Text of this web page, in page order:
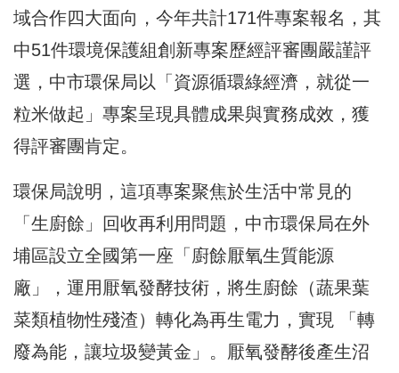
域合作四大面向，今年共計171件專案報名，其
中51件環境保護組創新專案歷經評審團嚴謹評
選，中市環保局以「資源循環綠經濟，就從一
粒米做起」專案呈現具體成果與實務成效，獲
得評審團肯定。
環保局說明，這項專案聚焦於生活中常見的
「生廚餘」回收再利用問題，中市環保局在外
埔區設立全國第一座「廚餘厭氧生質能源
廠」，運用厭氧發酵技術，將生廚餘（蔬果葉
菜類植物性殘渣）轉化為再生電力，實現 「轉
廢為能，讓垃圾變黃金」。厭氧發酵後產生沼